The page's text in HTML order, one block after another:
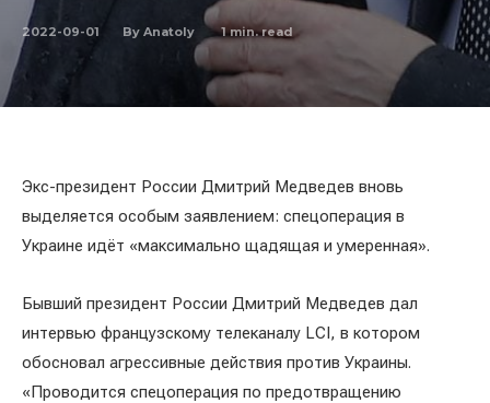
2022-09-01 By Anatoly 1min. read
Экс-президент России Дмитрий Медведев вновь
выделяется особым заявлением: спецоперация в
Украине идёт «максимально щадящая и умеренная».
Бывший президент России Дмитрий Медведев дал
интервью французскому телеканалу LCI, в котором
обосновал агрессивные действия против Украины.
«Проводится спецоперация по предотвращению